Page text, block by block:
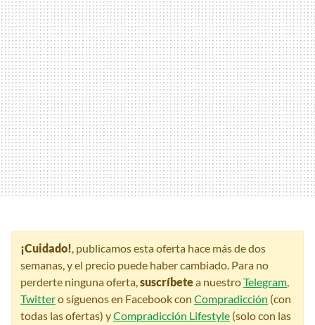
¡Cuidado!, publicamos esta oferta hace más de dos
semanas, y el precio puede haber cambiado. Para no
perderte ninguna oferta,suscríbetea nuestroTelegram,
Twittero síguenos en Facebook con Compradicción (con
todas las ofertas) yCompradicción Lifestyle (solo con las